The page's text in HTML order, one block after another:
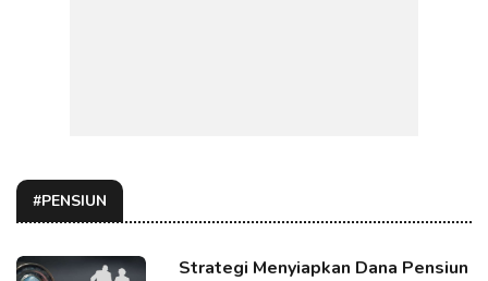
#PENSIUN
Strategi Menyiapkan Dana Pensiun